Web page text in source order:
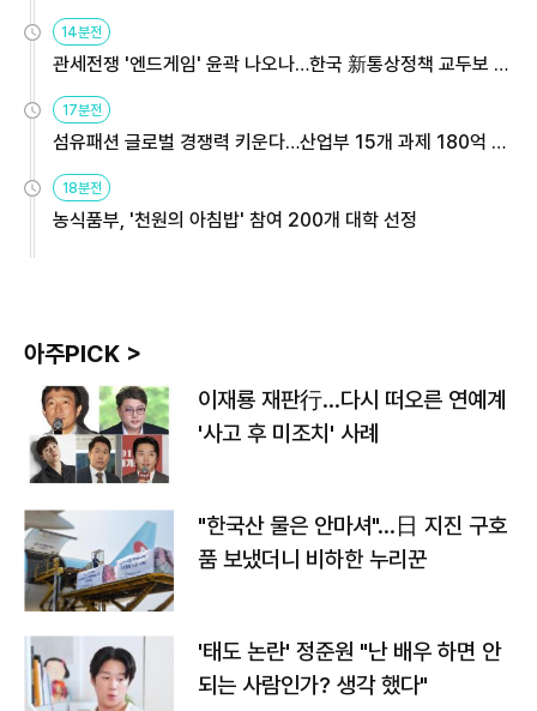
14분전
관세전쟁 '엔드게임' 윤곽 나오나…한국 新통상정책 교두보 활
용해야
17분전
섬유패션 글로벌 경쟁력 키운다…산업부 15개 과제 180억 지
원
18분전
농식품부, '천원의 아침밥' 참여 200개 대학 선정
아주PICK >
이재룡 재판行…다시 떠오른 연예계
'사고 후 미조치' 사례
"한국산 물은 안마셔"…日 지진 구호
품 보냈더니 비하한 누리꾼
'태도 논란' 정준원 "난 배우 하면 안
되는 사람인가? 생각 했다"